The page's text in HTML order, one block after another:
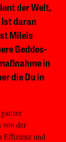
der Welt,
Ist daran
Mileis
Geddes-
in
die Du in
von der
Effizienz und